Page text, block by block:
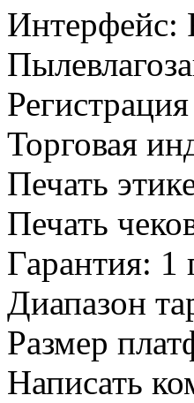
Интерфейс:
Торговая
Печать
Печать
Гарантия: 1
Диапазон
Размер
Написать